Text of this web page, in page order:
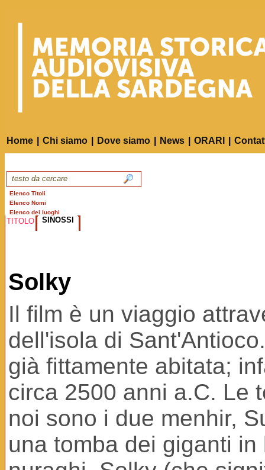
Home Chi siamo Dove siamo News ORARI
Elenco Titoli
Elenco Nomi
Elenco dei luoghi
TITOLO SINOSSI
Solky
Il film è un viaggio
dell'isola di
già fittamente abitata;
circa 2500 anni a.C. Le
noi sono i due menhir,
una tomba dei giganti